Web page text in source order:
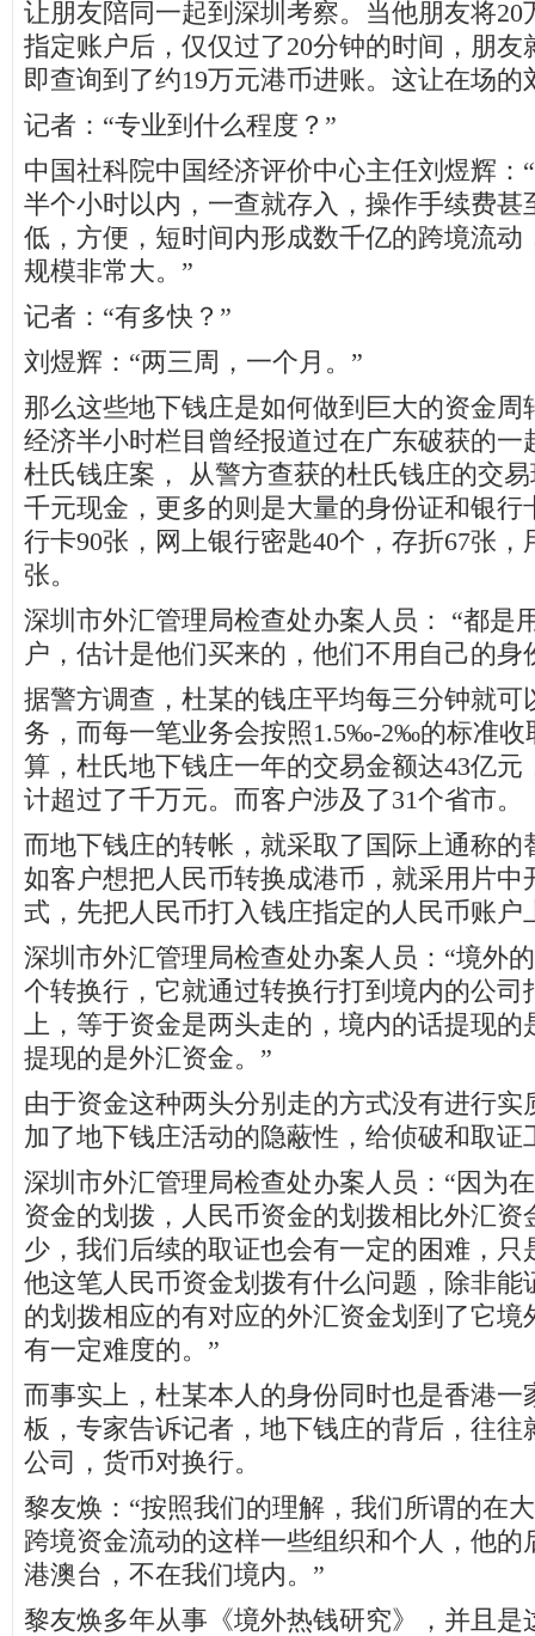
让朋友陪同一起到深圳考察。当他朋友将20
指定账户后，仅仅过了20分钟的时间，朋友
即查询到了约19万元港币进账。这让在场的
记者：“专业到什么程度？”
中国社科院中国经济评价中心主任刘煜辉：
半个小时以内，一查就存入，操作手续费甚
低，方便，短时间内形成数千亿的跨境流动
规模非常大。”
记者：“有多快？”
刘煜辉：“两三周，一个月。”
那么这些地下钱庄是如何做到巨大的资金周
经济半小时栏目曾经报道过在广东破获的一
杜氏钱庄案， 从警方查获的杜氏钱庄的交
千元现金，更多的则是大量的身份证和银行
行卡90张，网上银行密匙40个，存折67张，
张。
深圳市外汇管理局检查处办案人员： “都是
户，估计是他们买来的，他们不用自己的身
据警方调查，杜某的钱庄平均每三分钟就可
务，而每一笔业务会按照1.5‰-2‰的标准收
算，杜氏地下钱庄一年的交易金额达43亿元
计超过了千万元。而客户涉及了31个省市。
而地下钱庄的转帐，就采取了国际上通称的
如客户想把人民币转换成港币，就采用片中
式，先把人民币打入钱庄指定的人民币账户
深圳市外汇管理局检查处办案人员：“境外
个转换行，它就通过转换行打到境内的公司
上，等于资金是两头走的，境内的话提现的
提现的是外汇资金。”
由于资金这种两头分别走的方式没有进行实
加了地下钱庄活动的隐蔽性，给侦破和取证
深圳市外汇管理局检查处办案人员：“因为
资金的划拨，人民币资金的划拨相比外汇资
少，我们后续的取证也会有一定的困难，只
他这笔人民币资金划拨有什么问题，除非能
的划拨相应的有对应的外汇资金划到了它境
有一定难度的。”
而事实上，杜某本人的身份同时也是香港一
板，专家告诉记者，地下钱庄的背后，往往
公司，货币对换行。
黎友焕：“按照我们的理解，我们所谓的在
跨境资金流动的这样一些组织和个人，他的
港澳台，不在我们境内。”
黎友焕多年从事《境外热钱研究》，并且是